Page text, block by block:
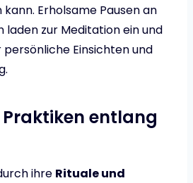
Erholsame Pausen an
laden zur Meditation ein und
Einsichten und
entlang
ihre Rituale und